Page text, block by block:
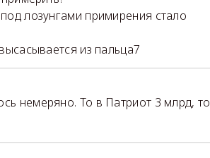
лозунгами примирения стало
из пальца7
немеряно. То в Патриот 3 млрд, то